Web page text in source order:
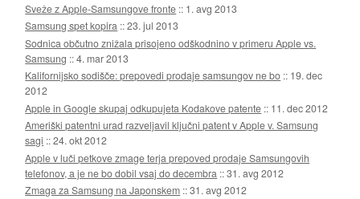
Sveže z Apple-Samsungove fronte :: 1. avg 2013
Samsung spet kopira ::23. jul 2013
Sodnica občutno znižala prisojeno odškodnino v primeru Apple vs.
Samsung ::4. mar 2013
Kalifornijsko sodišče: prepovedi prodaje samsungov ne bo :: 19. dec
2012
Apple in Google skupaj odkupujeta Kodakove patente :: 11. dec 2012
Ameriški patentni urad razveljavil ključni patent v Apple v. Samsung
sagi ::24. okt 2012
Apple v luči petkove zmage terja prepoved prodaje Samsungovih
telefonov, a je ne bo dobil vsaj do decembra ::31. avg 2012
Zmaga za Samsung na Japonskem ::31. avg 2012